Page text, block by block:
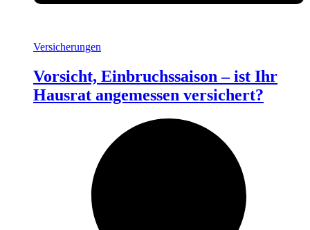
Versicherungen
Vorsicht, Einbruchssaison – ist Ihr
Hausrat angemessen versichert?